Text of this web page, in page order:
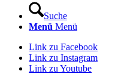
Suche
Menü Menü
Link zu Facebook
Link zu Instagram
Link zu Youtube